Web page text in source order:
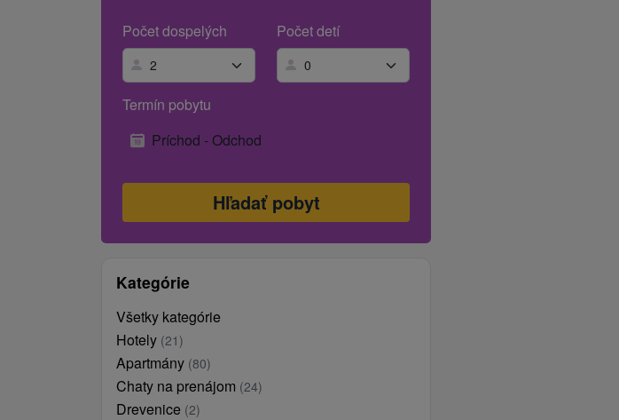
Počet dospelých
Počet detí
Termín pobytu
Príchod - Odchod
Kategórie
Všetky kategórie
Hotely (21)
Apartmány (80)
Chaty na prenájom (24)
Drevenice (2)